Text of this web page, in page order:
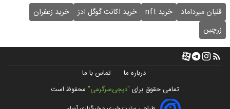
قلیان میرداماد خرید nft خرید اکانت گوگل ادز
خرید زعفران
زرچین
درباره ما
تماس با ما
تمامی حقوق برای "دیجی‌سرگرمی" محفوظ است